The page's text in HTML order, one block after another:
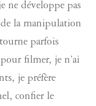
ne développe pas
la manipulation
parfois
filmer, je n’ai
je préfère
confier le